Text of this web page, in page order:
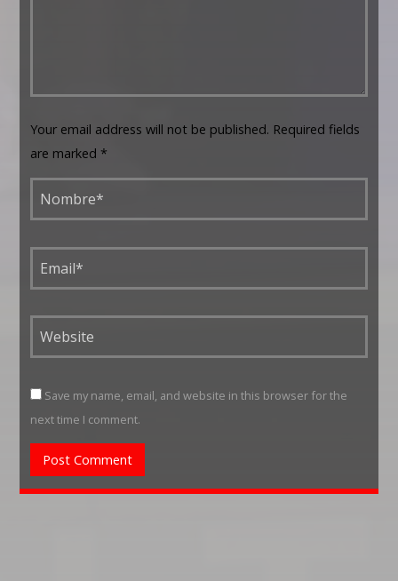
Your email address will not be published. Required fields
are marked *
Save my name, email, and website in this browser for the
next time I comment.